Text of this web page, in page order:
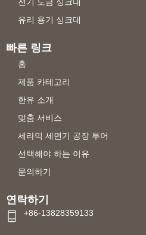
유리 용기 싱크대
빠른 링크
홈
제품 카테고리
한유 소개
맞춤 서비스
세라믹 세면기 공장 투어
선택해야 하는 이유
문의하기
연락하기
+86-13828359133